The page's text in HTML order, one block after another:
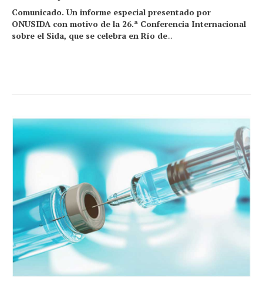
Comunicado. Un informe especial presentado por
ONUSIDA con motivo de la 26.ª Conferencia Internacional
sobre el Sida, que se celebra en Río de...